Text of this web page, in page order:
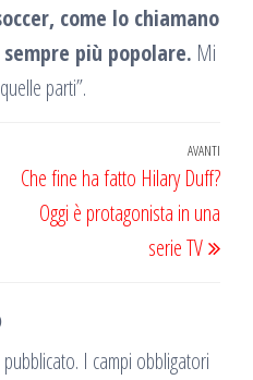
come lo chiamano
più popolare. Mi
parti”.
AVANTI
Che fine ha fatto Hilary Duff?
Oggi è protagonista in una
serie TV
I campi obbligatori